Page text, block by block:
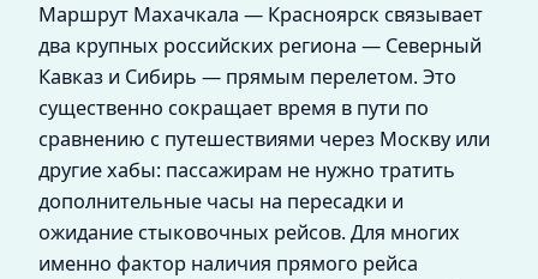
Маршрут Махачкала — Красноярск связывает
два крупных российских региона — Северный
Кавказ и Сибирь — прямым перелетом. Это
существенно сокращает время в пути по
сравнению с путешествиями через Москву или
другие хабы: пассажирам не нужно тратить
дополнительные часы на пересадки и
ожидание стыковочных рейсов. Для многих
именно фактор наличия прямого рейса